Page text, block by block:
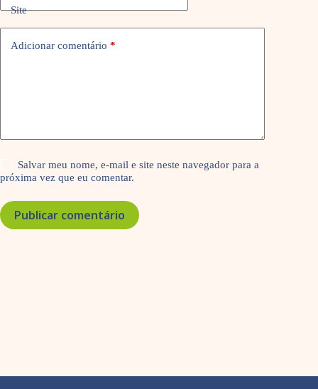
Site
Adicionar comentário *
Salvar meu nome, e-mail e site neste navegador para a
próxima vez que eu comentar.
Publicar comentário